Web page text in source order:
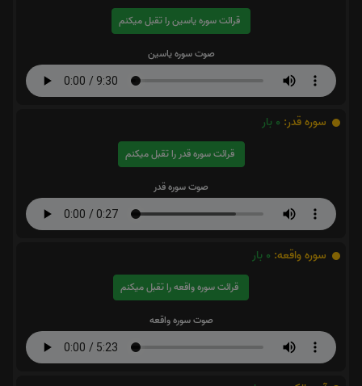
قرائت سوره یاسین را تقبل میکنم
صوت سوره یاسین
سوره قدر: 0 بار
قرائت سوره قدر را تقبل میکنم
صوت سوره قدر
سوره واقعه: 0 بار
قرائت سوره واقعه را تقبل میکنم
صوت سوره واقعه